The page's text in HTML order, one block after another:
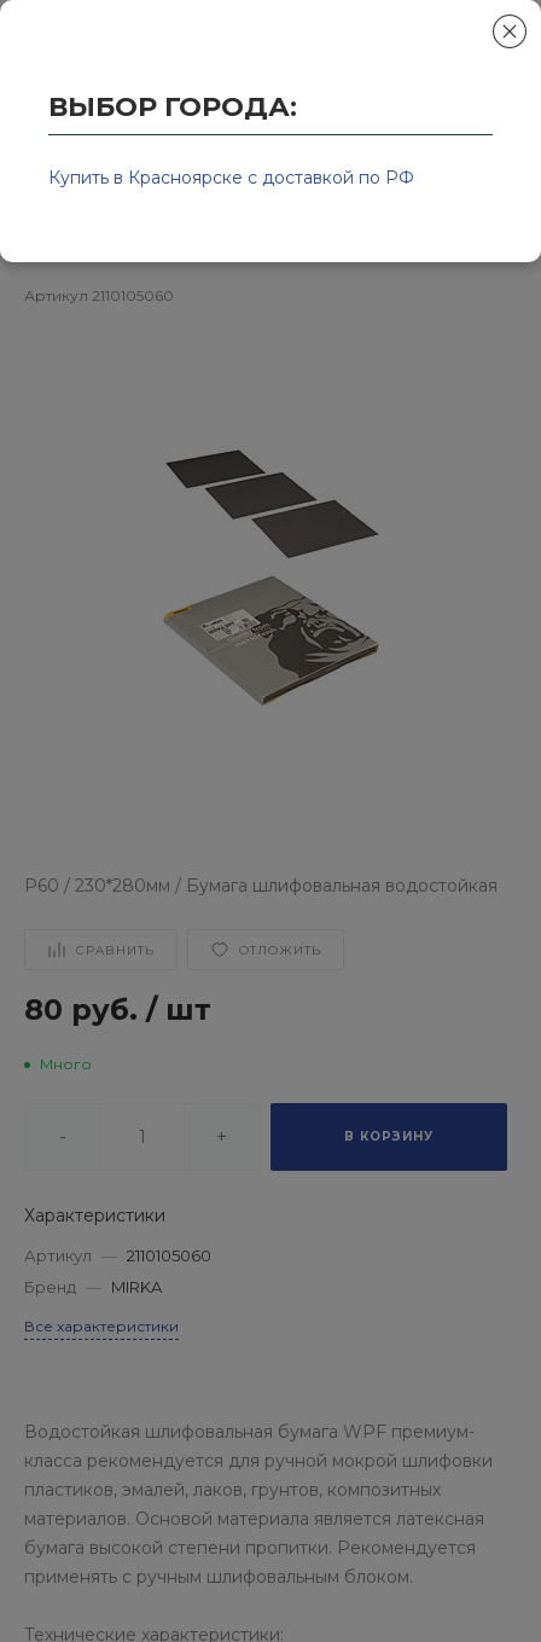
Колор-Авто - магазин лакокрасочной продукции и
Р60 / 230*280мм / Бумага
Артикул 2110105060
Р60 / 230*280мм / Бумага шлифовальная водостойкая
СРАВНИТЬ ОТЛОЖИТЬ
80 руб. / шт
Много
- + В КОРЗИНУ
Характеристики
Артикул — 2110105060
Бренд — MIRKA
Все характеристики
Водостойкая шлифовальная бумага WPF премиум-
класса рекомендуется для ручной мокрой шлифовки
пластиков, эмалей, лаков, грунтов, композитных
материалов. Основой материала является латексная
бумага высокой степени пропитки. Рекомендуется
применять с ручным шлифовальным блоком.
Технические характеристики:
ВЫБОР ГОРОДА:
Купить в Красноярске с доставкой по РФ